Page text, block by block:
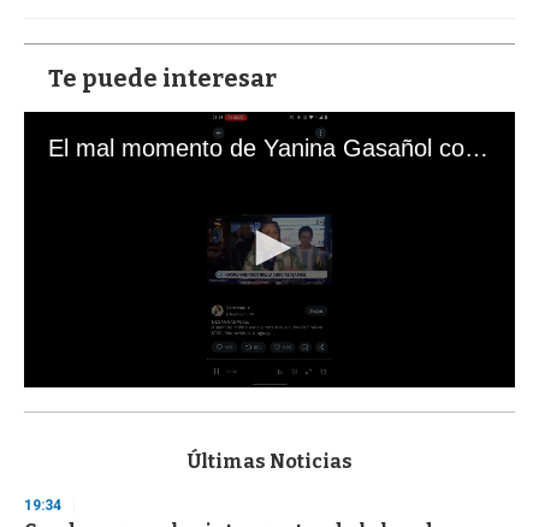
Te puede interesar
El mal momento de Yanina Gasañol con un hincha argentino en "Subrayado"
s
d
Últimas Noticias
19:34